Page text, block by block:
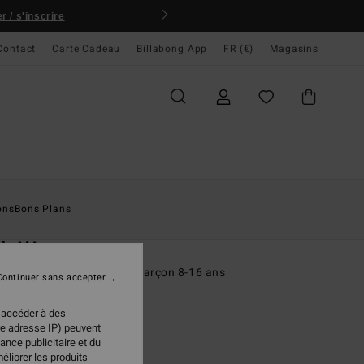
/ s'inscrire
Carte Cadeau Billabong App FR (€) Magasins
Bons Plans
Wave
à manches courtes Noir Garçon 8-16 ans
€
à des
adresse IP) peuvent
publicitaire et du
les produits
sans accepter